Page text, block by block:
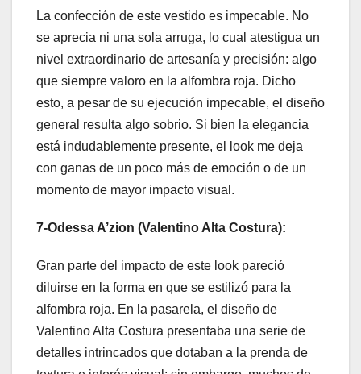
La confección de este vestido es impecable. No
se aprecia ni una sola arruga, lo cual atestigua un
nivel extraordinario de artesanía y precisión: algo
que siempre valoro en la alfombra roja. Dicho
esto, a pesar de su ejecución impecable, el diseño
general resulta algo sobrio. Si bien la elegancia
está indudablemente presente, el look me deja
con ganas de un poco más de emoción o de un
momento de mayor impacto visual.
7-Odessa A’zion (Valentino Alta Costura):
Gran parte del impacto de este look pareció
diluirse en la forma en que se estilizó para la
alfombra roja. En la pasarela, el diseño de
Valentino Alta Costura presentaba una serie de
detalles intrincados que dotaban a la prenda de